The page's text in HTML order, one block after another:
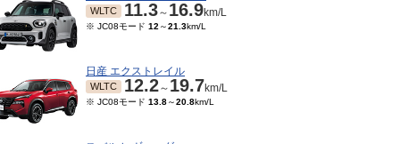
WLTC 11.3～ 16.9km/L
※ JC08モード 12 ～21.3km/L
日産 エクストレイル
WLTC 12.2～ 19.7km/L
※ JC08モード 13.8～20.8km/L